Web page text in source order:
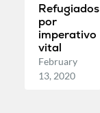
Refugiados
por
imperativo
vital
February
13, 2020